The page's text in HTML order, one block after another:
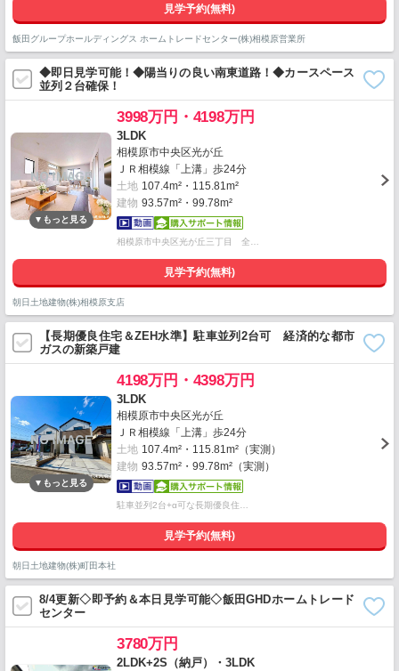
見学予約(無料)
飯田グループホールディングス ホームトレードセンター(株)相模原営業所
◆即日見学可能！◆陽当りの良い南東道路！◆カースペース
並列２台確保！
3998万円・4198万円
3LDK
相模原市中央区光が丘
ＪＲ相模線「上溝」歩24分
土地 107.4m²・115.81m²
建物 93.57m²・99.78m²
相模原市中央区光が丘三丁目 全…
見学予約(無料)
朝日土地建物(株)相模原支店
【長期優良住宅＆ZEH水準】駐車並列2台可 経済的な都市
ガスの新築戸建
4198万円・4398万円
3LDK
相模原市中央区光が丘
ＪＲ相模線「上溝」歩24分
土地 107.4m²・115.81m²（実測）
建物 93.57m²・99.78m²（実測）
駐車並列2台+α可な長期優良住…
見学予約(無料)
朝日土地建物(株)町田本社
8/4更新◇即予約＆本日見学可能◇飯田GHDホームトレード
センター
3780万円
2LDK+2S（納戸）・3LDK